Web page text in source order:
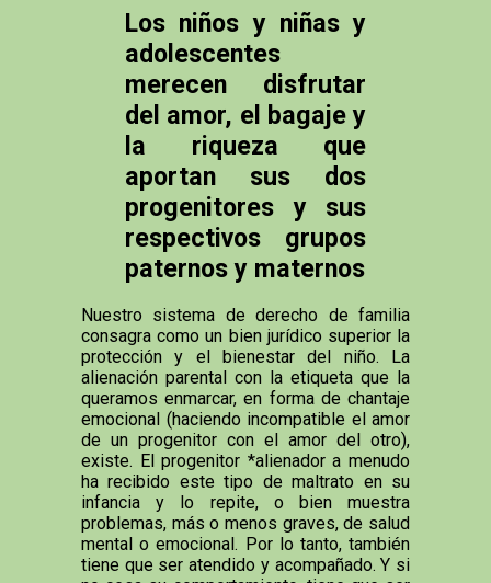
Los niños y niñas y
adolescentes
merecen disfrutar
del amor, el bagaje y
la riqueza que
aportan sus dos
progenitores y sus
respectivos grupos
paternos y maternos
Nuestro sistema de derecho de familia
consagra como un bien jurídico superior la
protección y el bienestar del niño. La
alienación parental con la etiqueta que la
queramos enmarcar, en forma de chantaje
emocional (haciendo incompatible el amor
de un progenitor con el amor del otro),
existe. El progenitor *alienador a menudo
ha recibido este tipo de maltrato en su
infancia y lo repite, o bien muestra
problemas, más o menos graves, de salud
mental o emocional. Por lo tanto, también
tiene que ser atendido y acompañado. Y si